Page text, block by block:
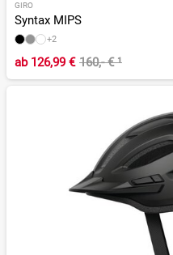
GIRO
Syntax MIPS
+2
ab126,99 € 160,- €¹